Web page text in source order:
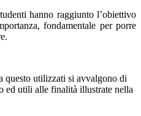
hanno raggiunto l’obiettivo
fondamentale per porre
questo utilizzati si avvalgono di
ed utili alle finalità illustrate nella